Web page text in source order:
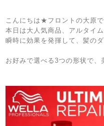
こんにちは★フロントの大原
本日は大人気商品、アルタイ
瞬時に効果を発揮して、髪の
お好みで選べる3つの形状で